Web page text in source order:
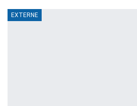
EXTERNE